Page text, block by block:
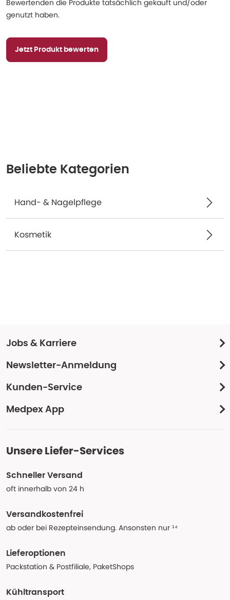
Bewertenden die Produkte tatsächlich gekauft und/oder
genutzt haben.
Jetzt Produkt bewerten
Beliebte Kategorien
Hand- & Nagelpflege
Kosmetik
Jobs & Karriere
Newsletter-Anmeldung
Kunden-Service
Medpex App
Unsere Liefer-Services
Schneller Versand
oft innerhalb von 24 h
Versandkostenfrei
ab oder bei Rezepteinsendung. Ansonsten nur ¹⁴
Lieferoptionen
Packstation & Postfiliale, PaketShops
Kühltransport